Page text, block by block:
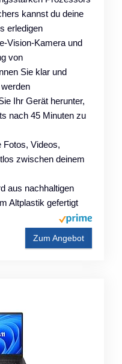
kannst du deine
erledigen
Vision-Kamera und
von
Sie klar und
Ihr Gerät herunter,
nach 45 Minuten zu
Fotos, Videos,
zwischen deinem
aus nachhaltigen
Altplastik gefertigt
Zum Angebot